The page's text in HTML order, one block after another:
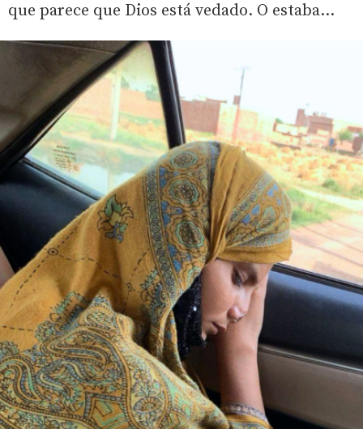
que parece que Dios está vedado. O estaba...